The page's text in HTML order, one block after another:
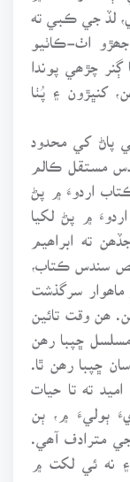
لڏ جي ڪبي ته
اٺ-ڪاٺيو
چڙھي پوندا
کنڀڙون ۽ پُٺا
پاڻ کي محدود
مستقل ڪالم
اردوءَ ۾ پڻ
۾ پڻ لکيا
ته ابراھيم
سندس ڪتاب،
ماھوار سرگذشت
ھن وقت تائين
ڇپبا رھن
ڇپبا رھن ٿا.
ته تا حيات
ٻوليءَ ۾، ٻن
مترادف آھي.
نه ئي لکت ۾